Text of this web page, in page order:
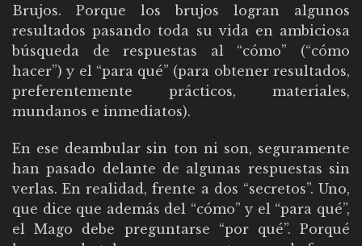
Brujos. Porque los brujos logran algunos
resultados pasando toda su vida en ambiciosa
búsqueda de respuestas al “cómo” (“cómo
hacer”) y el “para qué” (para obtener resultados,
preferentemente prácticos, materiales,
mundanos e inmediatos).
En ese deambular sin ton ni son, seguramente
han pasado delante de algunas respuestas sin
verlas. En realidad, frente a dos “secretos”. Uno,
que dice que además del “cómo” y el “para qué”,
el Mago debe preguntarse “por qué”. Porqué